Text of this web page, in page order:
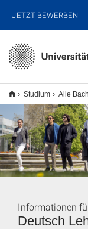
JETZT BEWERBEN
Studium Alle
Deutsch
Informationen